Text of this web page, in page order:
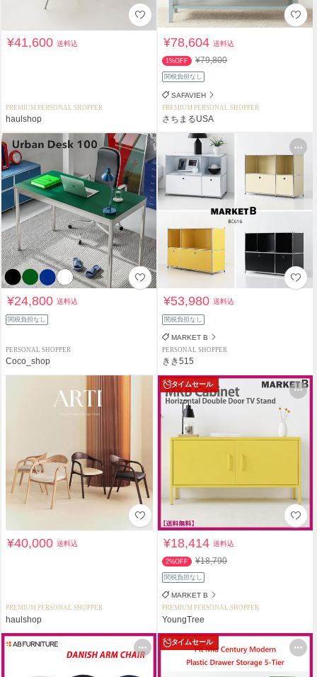
¥41,600送料込
PREMIUM PERSONAL SHOPPER
haulshop
¥78,604送料込
1%OFF ¥79,800
関税負担なし
SAFAVIEH
PREMIUM PERSONAL SHOPPER
さちまるUSA
¥24,800送料込
関税負担なし
PERSONAL SHOPPER
Coco_shop
¥53,980送料込
関税負担なし
MARKET B
PERSONAL SHOPPER
きき515
¥40,000送料込
PREMIUM PERSONAL SHOPPER
haulshop
タイムセール
¥18,414送料込
2%OFF ¥18,790
関税負担なし
MARKET B
PREMIUM PERSONAL SHOPPER
YoungTree
タイムセール